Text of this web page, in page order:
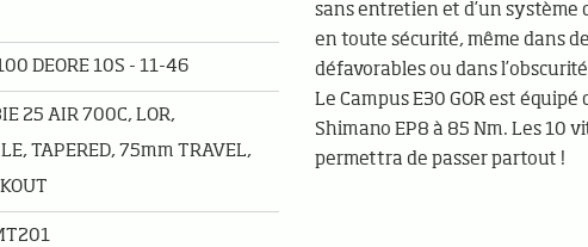
DEORE 10S - 11-46
25 AIR 700C, LOR,
TAPERED, 75mm TRAVEL,
sans entretien et d’un système
en toute sécurité, même dans
défavorables ou dans
Le Campus E30 GOR est
Shimano EP8 à 85 Nm. Les 10
permettra de passer partout !